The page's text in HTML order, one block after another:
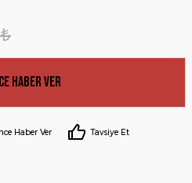
₺
Haber Ver
Haber Ver Tavsiye Et